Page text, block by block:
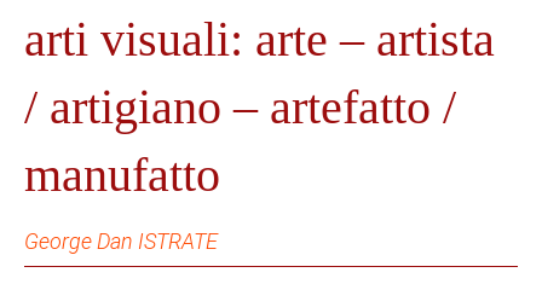
arti visuali: arte – artista
/ artigiano – artefatto /
manufatto
George Dan ISTRATE